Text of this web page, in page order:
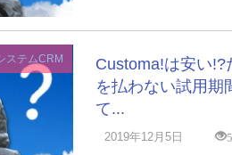
ステムCRM
Customa!は安い!?
を払わない試用期
て...
2019年12月5日